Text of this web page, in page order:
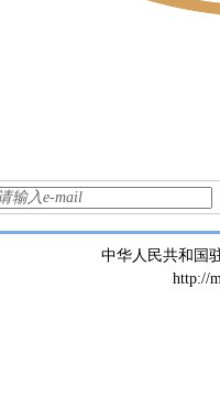
中华人民共和国
http://